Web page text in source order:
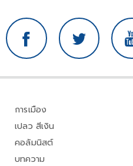
การเมือง
เปลว สีเงิน
คอลัมนิสต์
บทความ